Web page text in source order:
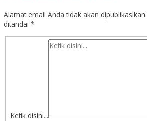
Alamat email Anda tidak akan dipublikasikan.
ditandai *
Ketik disini...